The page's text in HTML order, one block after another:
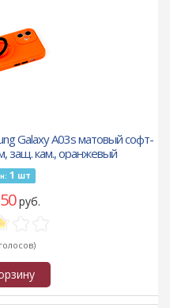
Galaxy A03s матовый софт-
защ. кам., оранжевый
1 шт
руб.